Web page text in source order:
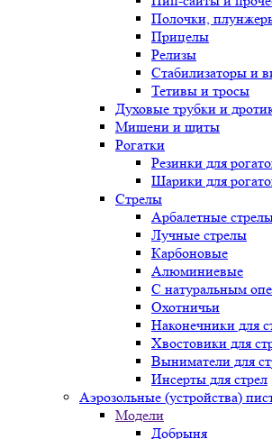
Полочки,
Прицелы
Релизы
Стабилизаторы и
Тетивы и тросы
Духовые трубки и
Мишени и щиты
Рогатки
Резинки для
Шарики для
Стрелы
Арбалетные
Лучные стрелы
Карбоновые
Алюминиевые
С натуральным
Охотничьи
Наконечники для
Хвостовики для
Выниматели для
Инсерты для стрел
Аэрозольные (устройства)
Модели
Добрыня